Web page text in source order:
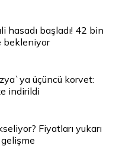
hasadı başladı! 42 bin
bekleniyor
üçüncü korvet:
indirildi
Fiyatları yukarı